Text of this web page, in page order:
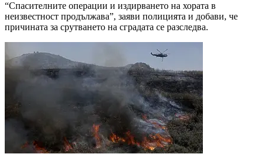
“Спасителните операции и издирването на хората в
неизвестност продължава”, заяви полицията и добави, че
причината за срутването на сградата се разследва.